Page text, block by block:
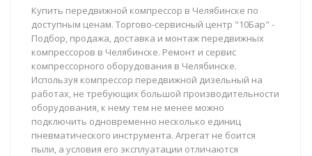
Купить передвижной компрессор в Челябинске по
доступным ценам. Торгово-сервисный центр "10Бар" -
Подбор, продажа, доставка и монтаж передвижных
компрессоров в Челябинске. Ремонт и сервис
компрессорного оборудования в Челябинске.
Используя компрессор передвижной дизельный на
работах, не требующих большой производительности
оборудования, к нему тем не менее можно
подключить одновременно несколько единиц
пневматического инструмента. Агрегат не боится
пыли, а условия его эксплуатации отличаются